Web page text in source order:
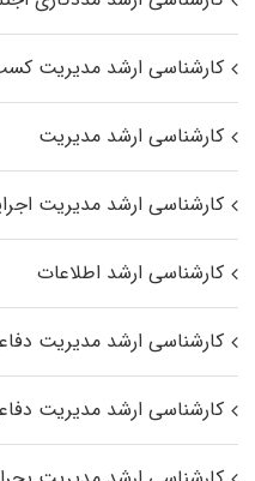
کارشناسی ارشد مدیریت
کارشناسی ارشد مدیریت
کارشناسی ارشد مدیریت
کارشناسی ارشد اطلاعات
کارشناسی ارشد مدیریت
کارشناسی ارشد مدیریت